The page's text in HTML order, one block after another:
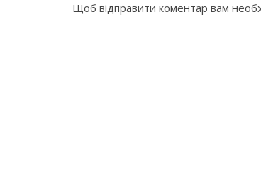
Щоб відправити коментар вам